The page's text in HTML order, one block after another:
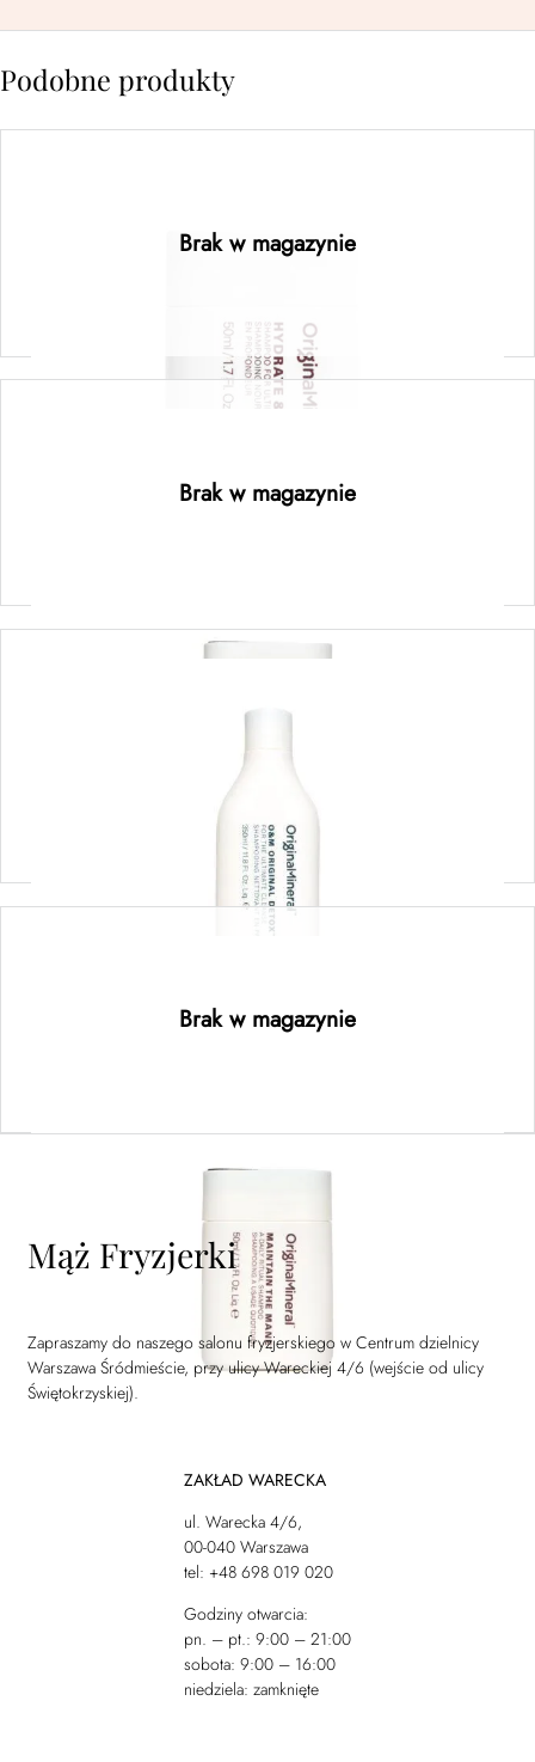
Podobne produkty
Brak w magazynie
Brak w magazynie
Dodaj do koszyka
Brak w magazynie
Mąż Fryzjerki
Zapraszamy do naszego salonu fryzjerskiego w Centrum dzielnicy
Warszawa Śródmieście, przy ulicy Wareckiej 4/6 (wejście od ulicy
Świętokrzyskiej).
ZAKŁAD WARECKA
ul. Warecka 4/6,
00-040 Warszawa
tel: +48 698 019 020
Godziny otwarcia:
pn. – pt.: 9:00 – 21:00
sobota: 9:00 – 16:00
niedziela: zamknięte